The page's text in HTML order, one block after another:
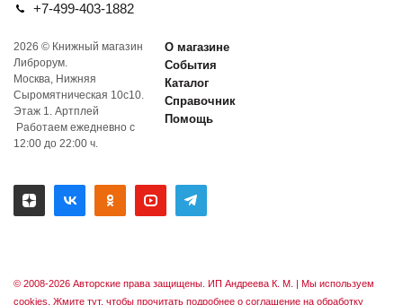
+7-499-403-1882
2026 © Книжный магазин
Либрорум.
Москва, Нижняя
Сыромятническая 10с10.
Этаж 1. Артплей
Работаем ежедневно с
12:00 до 22:00 ч.
О магазине
События
Каталог
Справочник
Помощь
© 2008-2026 Авторские права защищены. ИП Андреева К. М. | Мы используем
cookies. Жмите тут, чтобы прочитать подробнее о соглашение на обработку